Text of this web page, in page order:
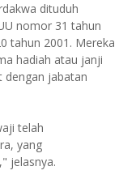
dituduh
nomor 31 tahun
tahun 2001. Mereka
hadiah atau janji
dengan jabatan
telah
yang
jelasnya.